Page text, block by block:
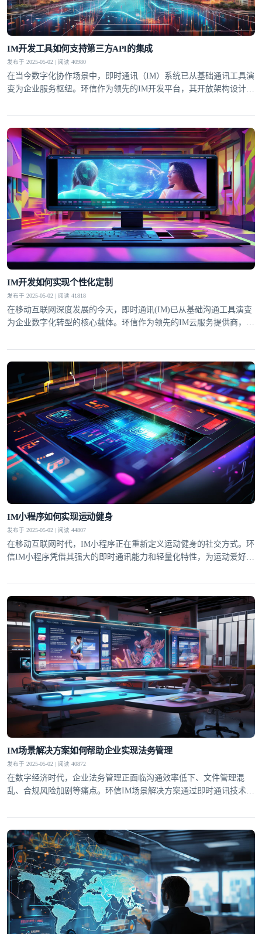
IM开发工具如何支持第三方API的集成
发布于 2025-05-02 | 阅读 40980
在当今数字化协作场景中，即时通讯（IM）系统已从基础通讯工具演
变为企业服务枢纽。环信作为领先的IM开发平台，其开放架构设计允
使通讯工具转型为连接用户与业务数据的超级入口。据Gartner研究显
示，集成第三方服务的IM系统可提升企业流程效率达40%，这正是环
信技术架构的核心竞争力所在。标准化接口
IM开发如何实现个性化定制
发布于 2025-05-02 | 阅读 41818
在移动互联网深度发展的今天，即时通讯(IM)已从基础沟通工具演变
为企业数字化转型的核心载体。环信作为领先的IM云服务提供商，通
这种定制化不仅体现在UI界面适配，更贯穿于业务逻辑整合、智能交
互设计等全链路环节，成为提升用户粘性和商业价值的关键突破口。
界面层级的灵活配置环信IM SDK提供超过
IM小程序如何实现运动健身
发布于 2025-05-02 | 阅读 44807
在移动互联网时代，IM小程序正在重新定义运动健身的社交方式。环
信IM小程序凭借其强大的即时通讯能力和轻量化特性，为运动爱好者
过无缝嵌入社交场景的运动功能，用户可以在保持社交连接的同时完
成健身目标，这种"社交+运动"的创新模式正在改变传统健身的孤独
体验。研究表明，社交激励能使运动坚持率提升60%以
IM场景解决方案如何帮助企业实现法务管理
发布于 2025-05-02 | 阅读 40872
在数字经济时代，企业法务管理正面临沟通效率低下、文件管理混
乱、合规风险加剧等痛点。环信IM场景解决方案通过即时通讯技术重
理。这种基于即时通讯的协同模式，不仅提升了法务响应速度，更通
过结构化数据沉淀构建了企业法律知识库，为合规经营提供智能支
撑。合同全生命周期管理环信IM解决方案将合同管